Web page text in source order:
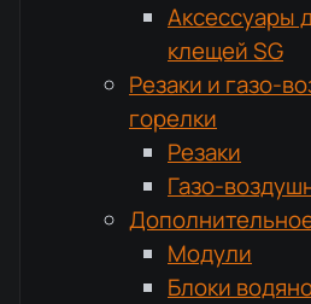
Аксессуары
клещей SG
Резаки и газо-
горелки
Резаки
Газо-
Модули
Блоки